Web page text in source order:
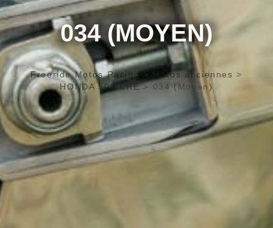
034 (MOYEN)
Freeride Motos Racing> Motos anciennes >
HONDA 500 CRE> 034 (Moyen)